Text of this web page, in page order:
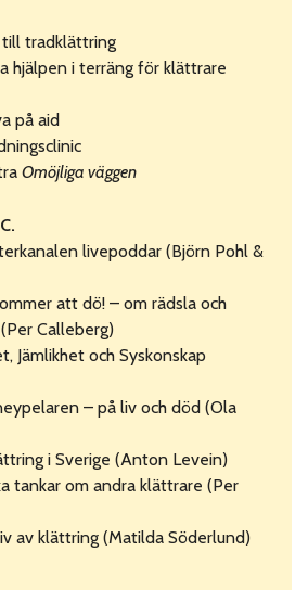
tradklättring
hjälpen i terräng för klättrare
på aid
Omöjliga väggen
livepoddar (Björn Pohl &
att dö! – om rädsla och
Calleberg)
Jämlikhet och Syskonskap
– på liv och död (Ola
i Sverige (Anton Levein)
tankar om andra klättrare (Per
av klättring (Matilda Söderlund)